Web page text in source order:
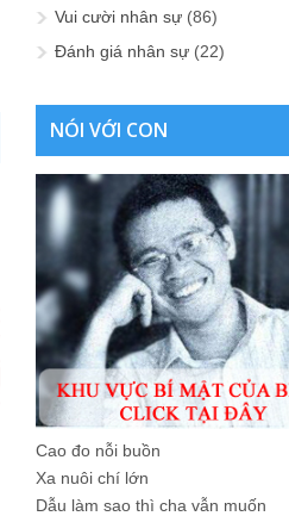
Vui cười nhân sự (86)
Đánh giá nhân sự (22)
NÓI VỚI CON
Cao đo nỗi buồn
Xa nuôi chí lớn
Dẫu làm sao thì cha vẫn muốn